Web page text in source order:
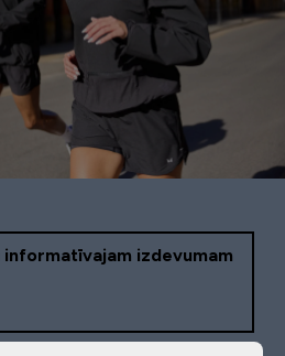
izdevumam